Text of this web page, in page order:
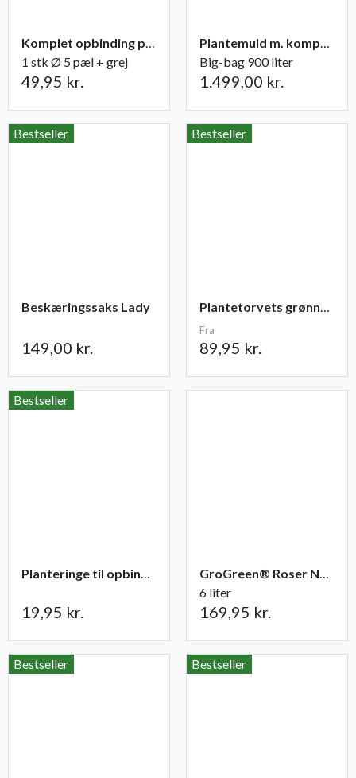
Komplet opbinding pæl + grej til træer
1 stk Ø 5 pæl + grej
49,95 kr.
Plantemuld m. kompost fra Champost
Big-bag 900 liter
1.499,00 kr.
Bestseller
Beskæringssaks Lady
149,00 kr.
Bestseller
Plantetorvets grønne vandingspose 75 liter
Fra
89,95 kr.
Bestseller
Planteringe til opbinding 30 stk
19,95 kr.
GroGreen® Roser NPK 6-2-8 + 2% Mg
6 liter
169,95 kr.
Bestseller Bestseller